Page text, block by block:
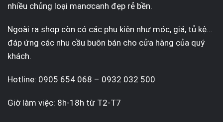
nhiều chủng loại manơcanh đẹp rẻ bền.
Ngoài ra shop còn có các phụ kiện như móc, giá, tủ kệ…
đáp ứng các nhu cầu buôn bán cho cửa hàng của quý
khách.
Hotline: 0905 654 068 – 0932 032 500
Giờ làm việc: 8h-18h từ T2-T7